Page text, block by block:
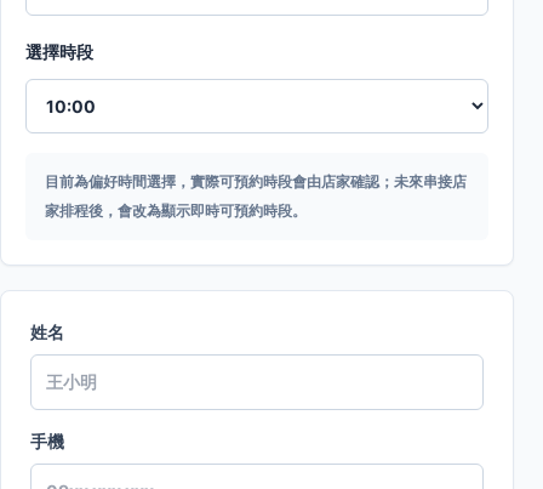
選擇時段
目前為偏好時間選擇，實際可預約時段會由店家確認；未來串接店
家排程後，會改為顯示即時可預約時段。
姓名
手機